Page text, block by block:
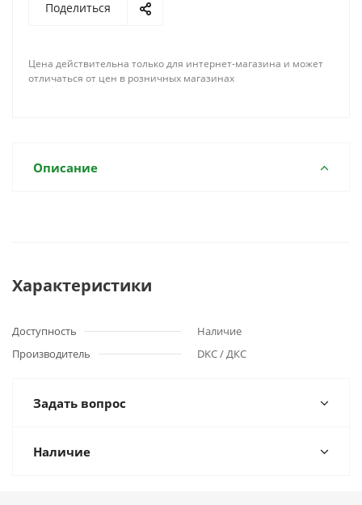
Поделиться
Цена действительна только для интернет-магазина и может
отличаться от цен в розничных магазинах
Описание
Характеристики
Доступность
Наличие
Производитель
DKC / ДКС
Задать вопрос
Наличие